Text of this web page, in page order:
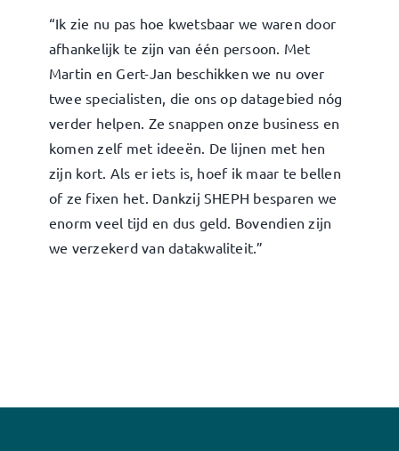
“Ik zie nu pas hoe kwetsbaar we waren door
afhankelijk te zijn van één persoon. Met
Martin en Gert-Jan beschikken we nu over
twee specialisten, die ons op datagebied nóg
verder helpen. Ze snappen onze business en
komen zelf met ideeën. De lijnen met hen
zijn kort. Als er iets is, hoef ik maar te bellen
of ze fixen het. Dankzij SHEPH besparen we
enorm veel tijd en dus geld. Bovendien zijn
we verzekerd van datakwaliteit.”